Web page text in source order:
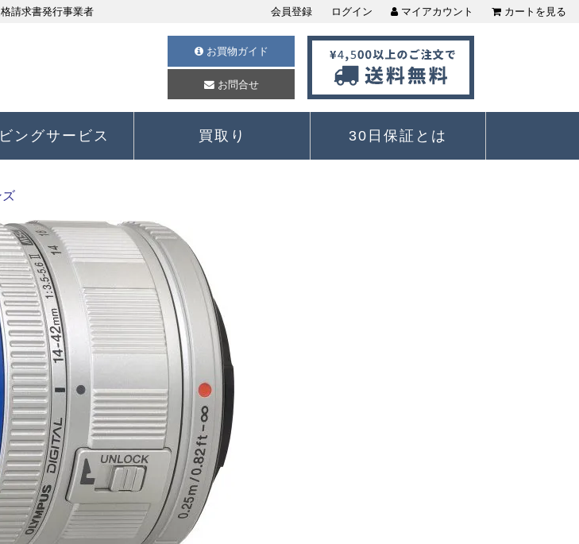
請求書発行事業者 会員登録 ログイン マイアカウント カートを見る
お買物ガイド
お問合せ
ングサービス 買取り 30日保証とは
ズ